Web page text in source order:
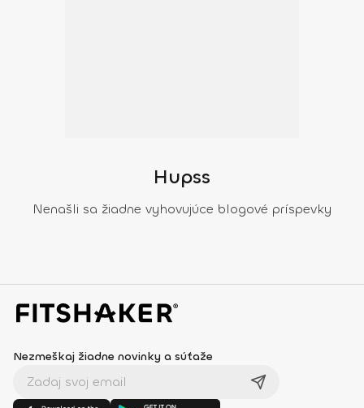
Hupss
Nenašli sa žiadne vyhovujúce blogové príspevky
Nezmeškaj žiadne novinky a súťaže